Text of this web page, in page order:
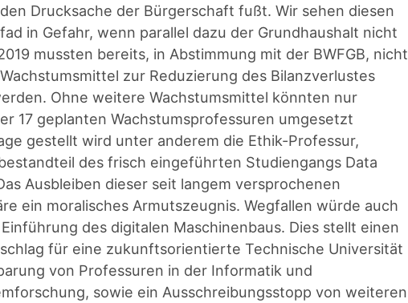
Drucksache der Bürgerschaft fußt. Wir sehen diesen
in Gefahr, wenn parallel dazu der Grundhaushalt nicht
mussten bereits, in Abstimmung mit der BWFGB, nicht
zur Reduzierung des Bilanzverlustes
Ohne weitere Wachstumsmittel könnten nur
17 geplanten Wachstumsprofessuren umgesetzt
gestellt wird unter anderem die Ethik-Professur,
des frisch eingeführten Studiengangs Data
Ausbleiben dieser seit langem versprochenen
ein moralisches Armutszeugnis. Wegfallen würde auch
des digitalen Maschinenbaus. Dies stellt einen
für eine zukunftsorientierte Technische Universität
von Professuren in der Informatik und
sowie ein Ausschreibungsstopp von weiteren